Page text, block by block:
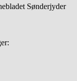
Sønderjyder